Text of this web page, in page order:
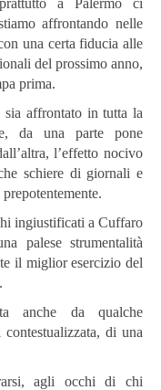
affrontando nelle
una certa fiducia alle
del prossimo anno,
prima.
affrontato in tutta la
da una parte pone
l’effetto nocivo
schiere di giornali e
ingiustificati a Cuffaro
palese strumentalità
il miglior esercizio del
anche da qualche
di una
agli occhi di chi